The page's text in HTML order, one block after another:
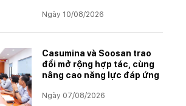
Ngày 10/08/2026
Casumina và Soosan trao
đổi mở rộng hợp tác, cùng
nâng cao năng lực đáp ứng
Ngày 07/08/2026